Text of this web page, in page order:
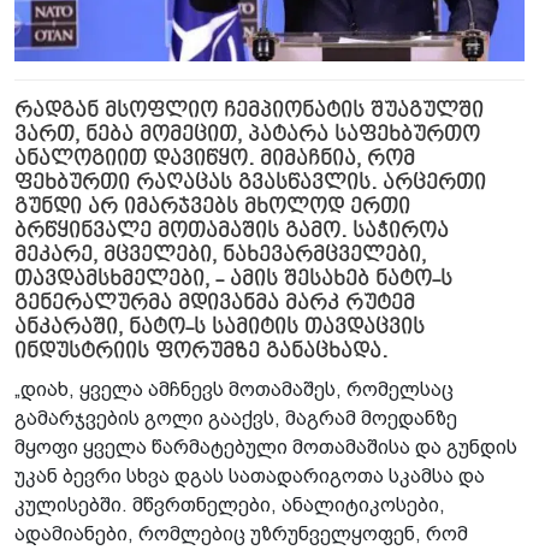
რადგან მსოფლიო ჩემპიონატის შუაგულში
ვართ, ნება მომეცით, პატარა საფეხბურთო
ანალოგიით დავიწყო. მიმაჩნია, რომ
ფეხბურთი რაღაცას გვასწავლის. არცერთი
გუნდი არ იმარჯვებს მხოლოდ ერთი
ბრწყინვალე მოთამაშის გამო. საჭიროა
მეკარე, მცველები, ნახევარმცველები,
თავდამსხმელები, - ამის შესახებ ნატო-ს
გენერალურმა მდივანმა მარკ რუტემ
ანკარაში, ნატო-ს სამიტის თავდაცვის
ინდუსტრიის ფორუმზე განაცხადა.
„დიახ, ყველა ამჩნევს მოთამაშეს, რომელსაც
გამარჯვების გოლი გააქვს, მაგრამ მოედანზე
მყოფი ყველა წარმატებული მოთამაშისა და გუნდის
უკან ბევრი სხვა დგას სათადარიგოთა სკამსა და
კულისებში. მწვრთნელები, ანალიტიკოსები,
ადამიანები, რომლებიც უზრუნველყოფენ, რომ